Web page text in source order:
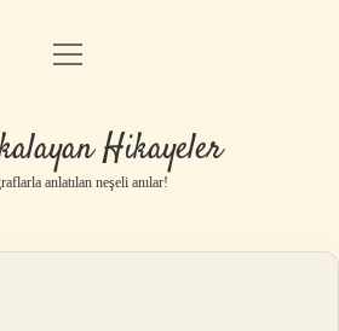
Anasayfa
Yasal Uyarı
menüyü
Hikayeler
anlatılan neşeli anılar!